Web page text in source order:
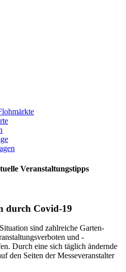
Veranstaltungstipps
durch Covid-19
sind zahlreiche Garten-
und -
Durch eine sich täglich ändernde
den Seiten der Messeveranstalter